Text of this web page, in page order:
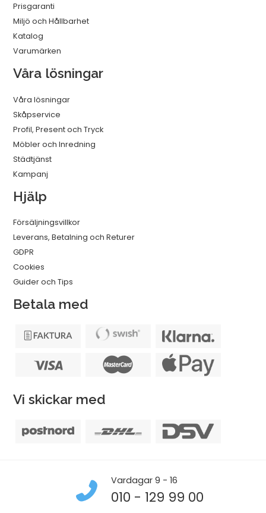
Prisgaranti
Miljö och Hållbarhet
Katalog
Varumärken
Våra lösningar
Våra lösningar
Skåpservice
Profil, Present och Tryck
Möbler och Inredning
Städtjänst
Kampanj
Hjälp
Försäljningsvillkor
Leverans, Betalning och Returer
GDPR
Cookies
Guider och Tips
Betala med
Vi skickar med
Vardagar 9 - 16
010 - 129 99 00